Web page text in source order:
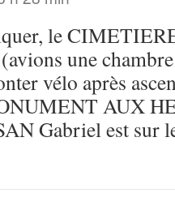
le
une chambre
vélo après
AUX
Gabriel est